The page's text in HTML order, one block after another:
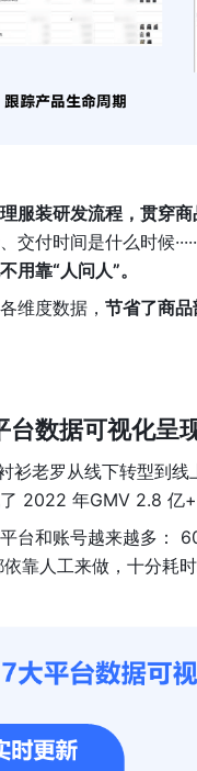
服装研发流程，贯穿
付时间是什么时候
用靠“人问人”。
维度数据， 节省了商
台数据可视化呈
老罗从线下转型到
2022 年GMV 2.8 亿
台和账号越来越多：
靠人工来做，十分耗时